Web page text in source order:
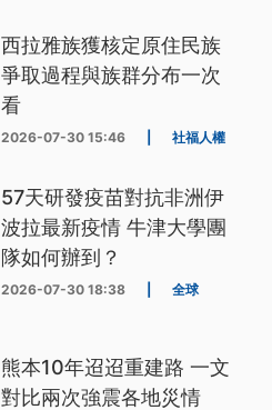
西拉雅族獲核定原住民族
爭取過程與族群分布一次
看
2026-07-30 15:46 社福人權
57天研發疫苗對抗非洲伊
波拉最新疫情 牛津大學團
隊如何辦到？
2026-07-30 18:38 全球
熊本10年迢迢重建路 一文
對比兩次強震各地災情